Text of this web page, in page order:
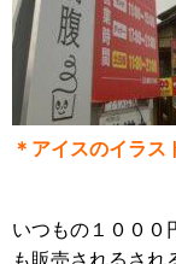
＊アイスのイラス
いつもの１０００
も販売されるされ